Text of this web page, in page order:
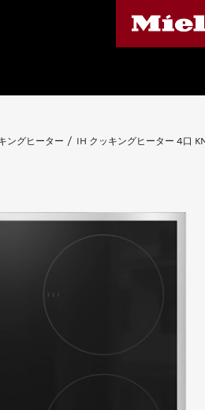
ングヒーター IH クッキングヒーター 4口